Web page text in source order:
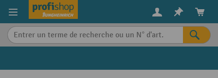
content